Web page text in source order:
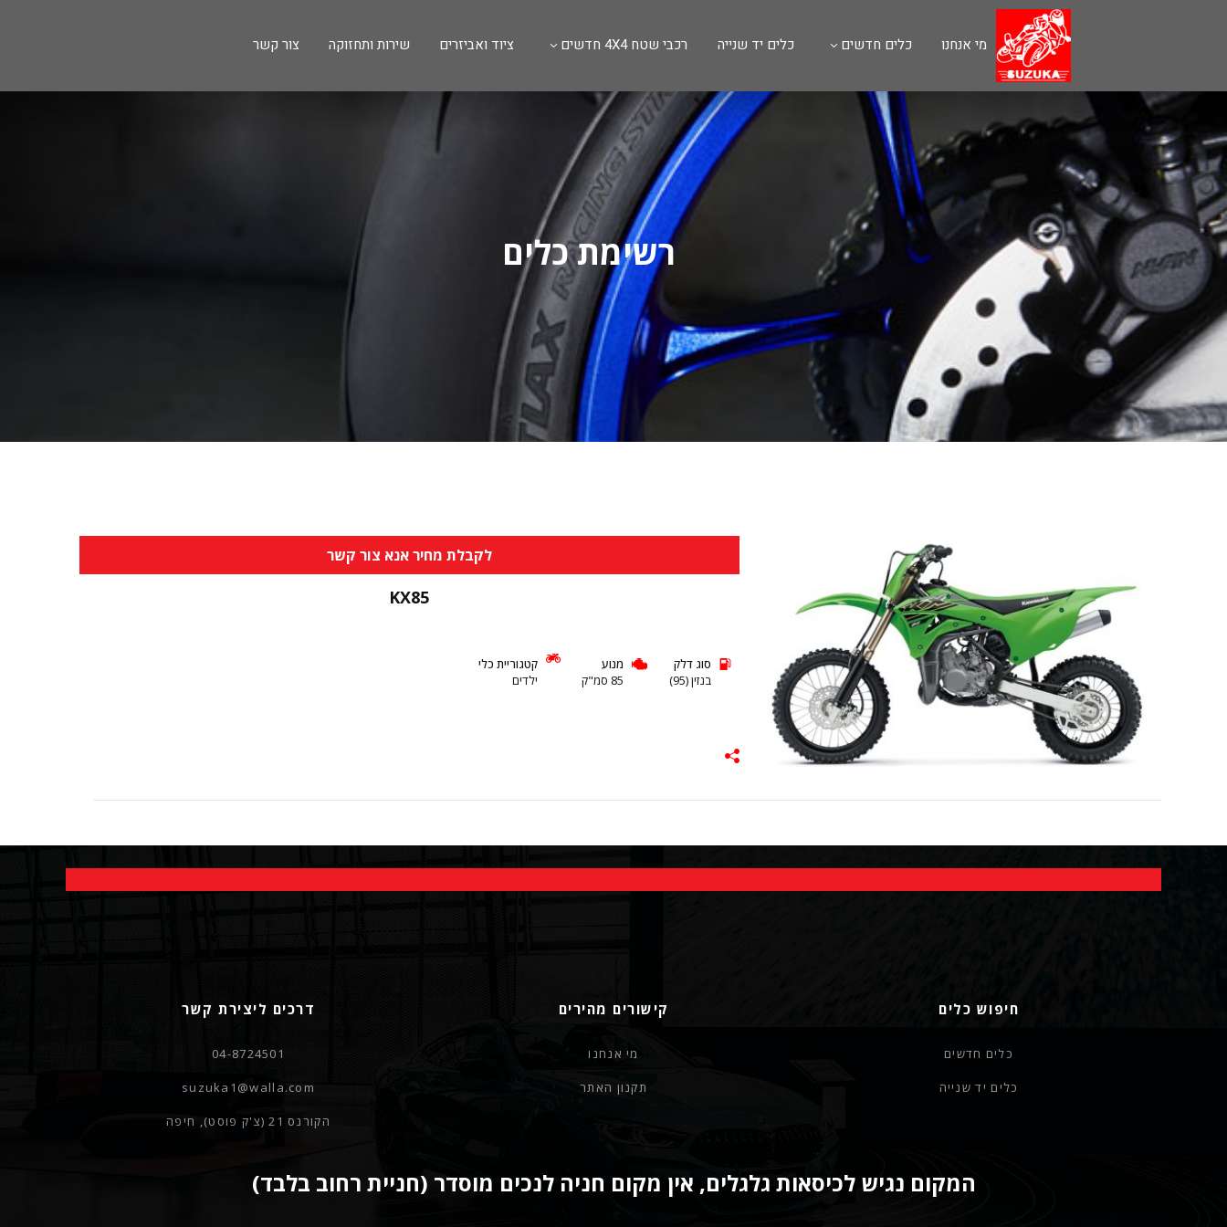
מי אנחנו כלים חדשים כלים יד שנייה רכבי שטח 4X4 חדשים ציוד ואביזרים שירות ותחזוקה צור קשר
רשימת כלים
לקבלת מחיר אנא צור קשר
KX85
סוג דלק
בנזין (95)
מנוע
85 סמ"ק
קטגוריית כלי
ילדים
חיפוש כלים
כלים חדשים
כלים יד שנייה
קישורים מהירים
מי אנחנו
תקנון האתר
דרכים ליצירת קשר
04-8724501
suzuka1@walla.com
הקורנס 21 (צ'ק פוסט), חיפה
המקום נגיש לכיסאות גלגלים, אין מקום חניה לנכים מוסדר (חניית רחוב בלבד)